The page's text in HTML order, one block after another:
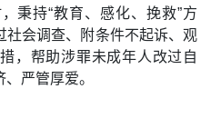
秉持“教育、感化、挽救”方
社会调查、附条件不起诉、观
，帮助涉罪未成年人改过自
严管厚爱。